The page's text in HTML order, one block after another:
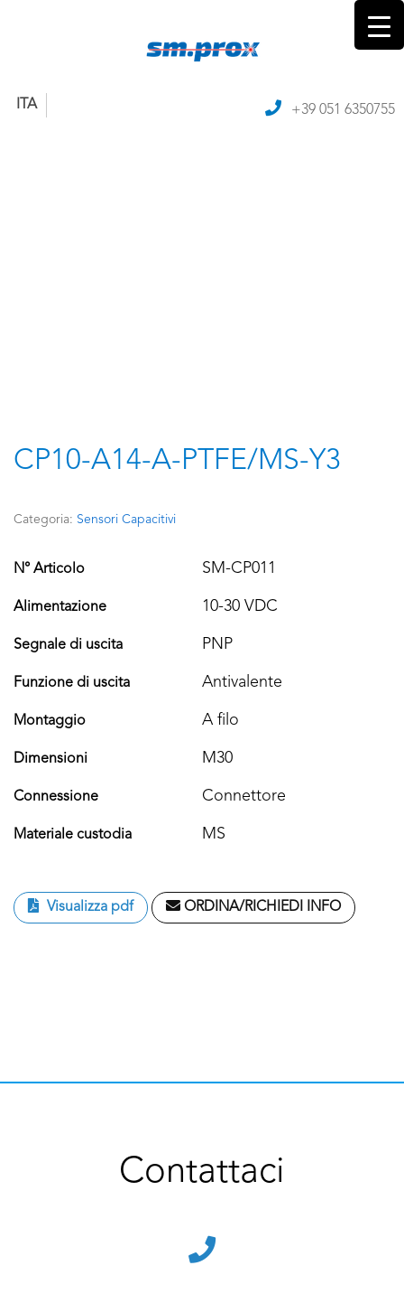
+39 051 6350755
ITA
CP10-A14-A-PTFE/MS-Y3
Categoria: Sensori Capacitivi
N° Articolo SM-CP011
Alimentazione 10-30 VDC
Segnale di uscita PNP
Funzione di uscita Antivalente
Montaggio A filo
Dimensioni M30
Connessione Connettore
Materiale custodia MS
Visualizza pdf ORDINA/RICHIEDI INFO
Contattaci